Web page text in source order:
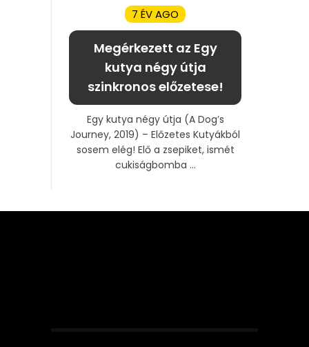
7 ÉV AGO
Megérkezett az Egy
kutya négy útja
szinkronos előzetese!
Egy kutya négy útja (A Dog’s
Journey, 2019) – Előzetes Kutyákból
sosem elég! Elő a zsepiket, ismét
cukiságbomba ...